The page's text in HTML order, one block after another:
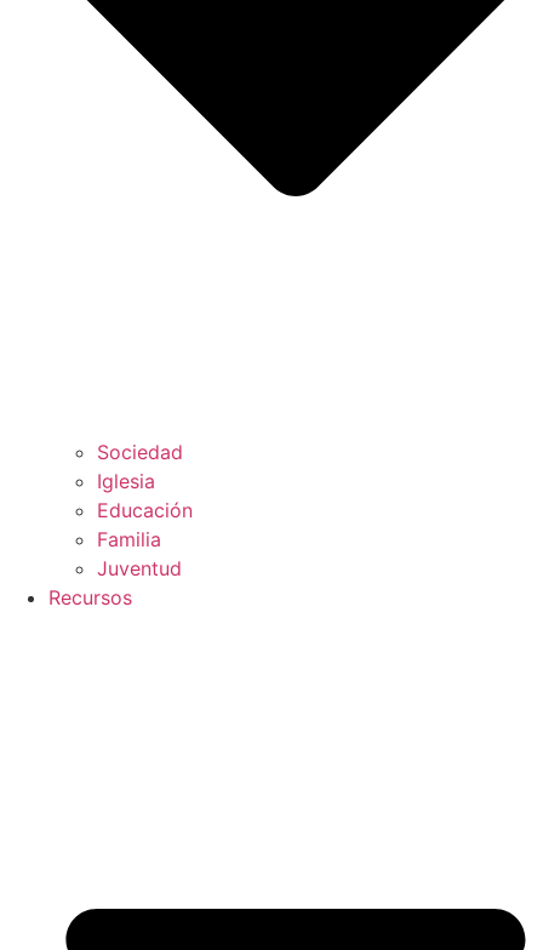
Sociedad
Iglesia
Educación
Familia
Juventud
Recursos